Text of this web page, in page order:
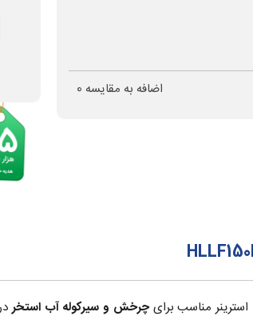
اضافه به مقایسه 0
استرینر مناسب برایچرخش و سیرکوله آب استخر